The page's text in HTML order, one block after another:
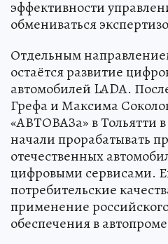
эффективности
обмениваться
Отдельным
остаётся развитие
автомобилей LADA.
Грефа и Максима
«АВТОВАЗа» в Тольятти в
начали прорабатывать
отечественных
цифровыми сервисами.
потребительские
применение
обеспечения в